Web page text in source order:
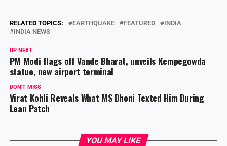
RELATED TOPICS: EARTHQUAKE FEATURED
INDIA
INDIA NEWS
UP NEXT
PM Modi flags off Vande Bharat, unveils Kempegowda
statue, new airport terminal
DON'T MISS
Virat Kohli Reveals What MS Dhoni Texted Him During
Lean Patch
YOU MAY LIKE